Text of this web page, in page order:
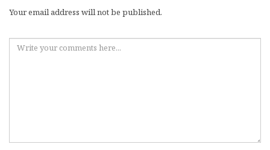
Your email address will not be published.